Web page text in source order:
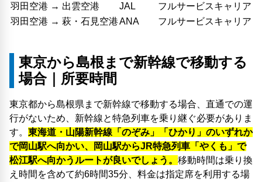
羽田空港 → 出雲空港
JAL
フルサービスキャリア
羽田空港 → 萩・石見空港ANA フルサービスキャリア
東京から島根まで新幹線で移動する
場合｜所要時間
東京都から島根県まで新幹線で移動する場合、直通での運
行がないため、新幹線と特急列車を乗り継ぐ必要がありま
す。 東海道・山陽新幹線「のぞみ」「ひかり」のいずれか
で岡山駅へ向かい、岡山駅からJR特急列車「やくも」で
松江駅へ向かうルートが良いでしょう。 移動時間は乗り換
え時間を含めて約6時間35分、料金は指定席を利用する場